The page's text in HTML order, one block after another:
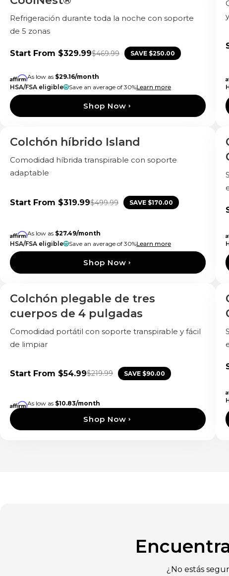
Refrigeración durante toda la noche con soporte
de 5 zonas
Start From $329.99$469.99 SAVE $250.00
As low as $29.16/month
HSA/FSA eligible
Save an average of 30%Learn more
Shop Now
Almohadas Gratis
Colchón híbrido Island
Comodidad híbrida transpirable con soporte
adaptable
Start From $319.99$499.99 SAVE $170.00
As low as $27.49/month
HSA/FSA eligible
Save an average of 30%Learn more
Shop Now
Colchón plegable de tres
cuerpos de 4 pulgadas
Comodidad portátil con soporte transpirable y fácil
de limpiar
Start From $54.99$219.99 SAVE $90.00
As low as $10.83/month
Shop Now
¿No estás